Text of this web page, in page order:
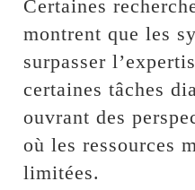
Certaines
montrent que les
surpasser
certaines tâches
ouvrant des
où les ressources
limitées.